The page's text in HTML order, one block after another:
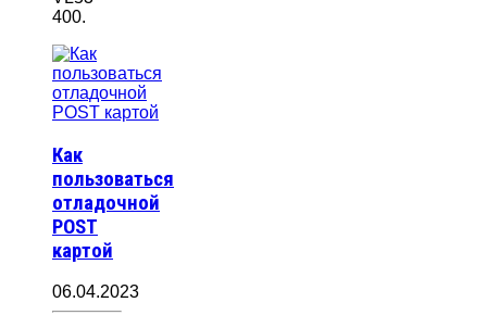
400.
Как
пользоваться
отладочной
POST
картой
06.04.2023